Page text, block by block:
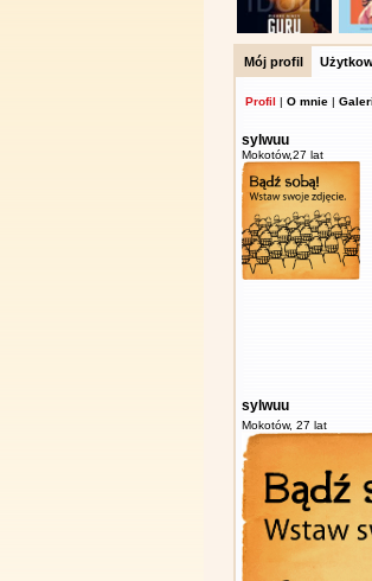
Mój profil
Profil | O mnie |
sylwuu
Mokotów,27 lat
sylwuu
Mokotów, 27 lat